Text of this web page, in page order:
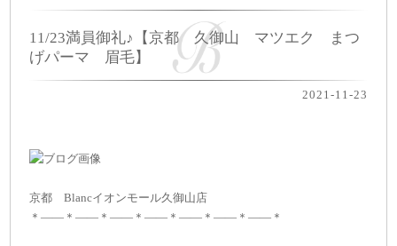
11/23満員御礼♪【京都 久御山 マツエク まつ
げパーマ 眉毛】
2021-11-23
京都 Blancイオンモール久御山店
＊——＊——＊——＊——＊——＊——＊——＊